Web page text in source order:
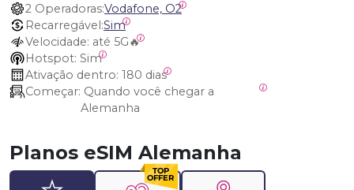
2 Operadoras:Vodafone, O2
Recarregável:Sim
Velocidade: até 5G🔥
Hotspot: Sim
Ativação dentro: 180 dias
Começar:
Alemanha
Planos eSIM Alemanha